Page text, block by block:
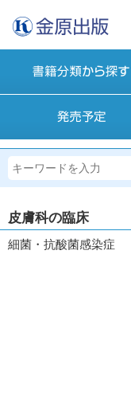
皮膚科の臨床
細菌・抗酸菌感染症